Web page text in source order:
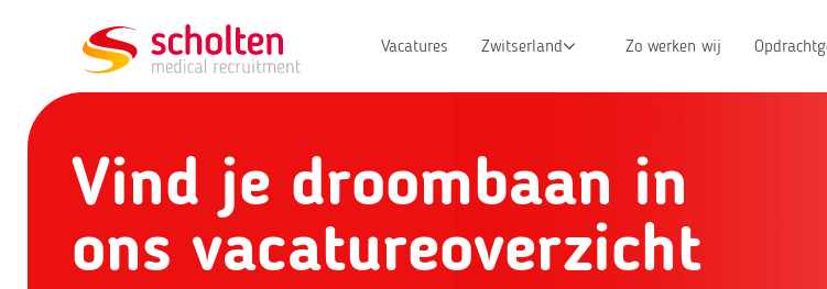
Vacatures Zwitserland Zo werken wij
Vind je droombaan in
ons vacatureoverzicht